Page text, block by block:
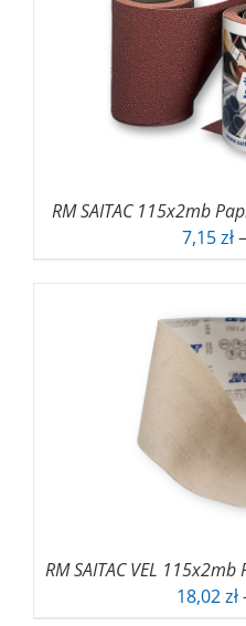
RM SAITAC 115x2mb
7,15zł –
RM SAITAC VEL
18,02zł